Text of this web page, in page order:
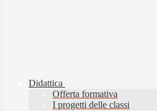
Didattica
Offerta formativa
I progetti delle classi